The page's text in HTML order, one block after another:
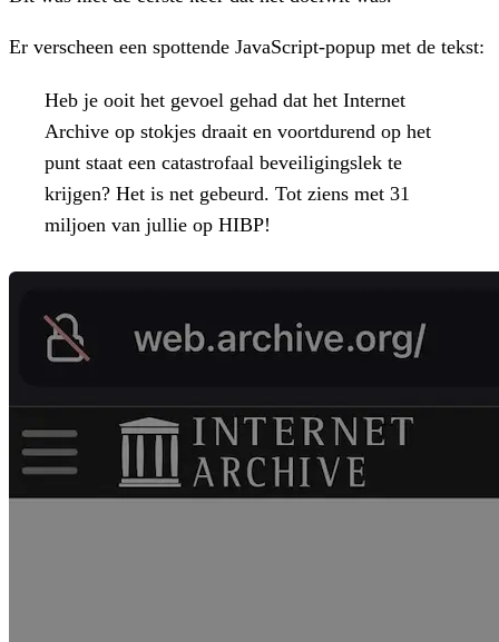
Er verscheen een spottende JavaScript-popup met de tekst:
Heb je ooit het gevoel gehad dat het Internet
Archive op stokjes draait en voortdurend op het
punt staat een catastrofaal beveiligingslek te
krijgen? Het is net gebeurd. Tot ziens met 31
miljoen van jullie op HIBP!